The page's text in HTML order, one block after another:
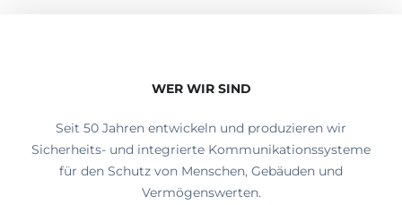
WER WIR SIND
Seit 50 Jahren entwickeln und produzieren wir
Sicherheits- und integrierte Kommunikationssysteme
für den Schutz von Menschen, Gebäuden und
Vermögenswerten.